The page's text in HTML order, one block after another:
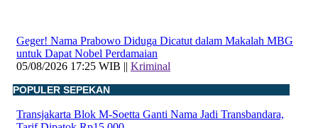
Geger! Nama Prabowo Diduga Dicatut dalam Makalah MBG
untuk Dapat Nobel Perdamaian
05/08/2026 17:25 WIB || Kriminal
Transjakarta Blok M-Soetta Ganti Nama Jadi Transbandara,
POPULER SEPEKAN